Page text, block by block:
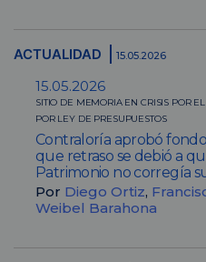
ACTUALIDAD 15.05.2026
15.05.2026
SITIO DE MEMORIA EN CRISIS POR
POR LEY DE PRESUPUESTOS
Contraloría aprobó
que retraso se debió a
Patrimonio no corregía
Por Diego Ortiz,
Weibel Barahona